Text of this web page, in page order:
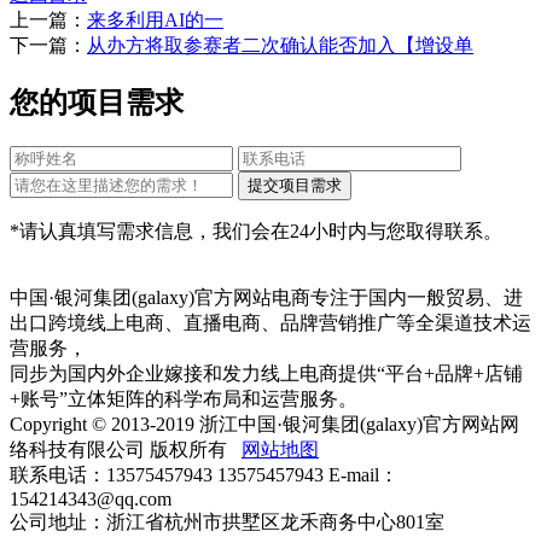
上一篇： 来多利用AI的一
下一篇： 从办方将取参赛者二次确认能否加入【增设单
您的项目需求
*请认真填写需求信息，我们会在24小时内与您取得联系。
中国·银河集团(galaxy)官方网站电商专注于国内一般贸易、进
出口跨境线上电商、直播电商、品牌营销推广等全渠道技术运
营服务，
同步为国内外企业嫁接和发力线上电商提供“平台+品牌+店铺
+账号”立体矩阵的科学布局和运营服务。
Copyright © 2013-2019 浙江中国·银河集团(galaxy)官方网站网
络科技有限公司 版权所有
网站地图
联系电话：13575457943 13575457943 E-mail：
154214343@qq.com
公司地址：浙江省杭州市拱墅区龙禾商务中心801室